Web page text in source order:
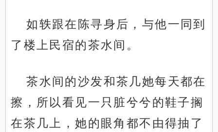
如轶跟在陈寻身后，与他一同到
了楼上民宿的茶水间。
茶水间的沙发和茶几她每天都在
擦，所以看见一只脏兮兮的鞋子搁
在茶几上，她的眼角都不由得抽了